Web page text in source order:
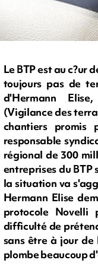
Le BTP est au c?ur
toujours pas de
d'Hermann
(Vigilance des
chantiers promis
responsable
régional de 300
entreprises du
la situation va
Hermann Elise
protocole Novelli
difficulté de
sans être à jour
plombe beaucoup